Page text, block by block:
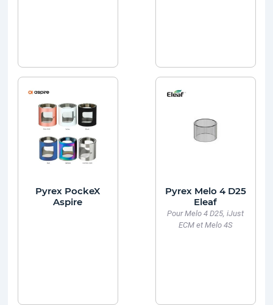
Pyrex PockeX
Aspire
Pyrex Melo 4 D25
Eleaf
Pour Melo 4 D25, iJust
ECM et Melo 4S